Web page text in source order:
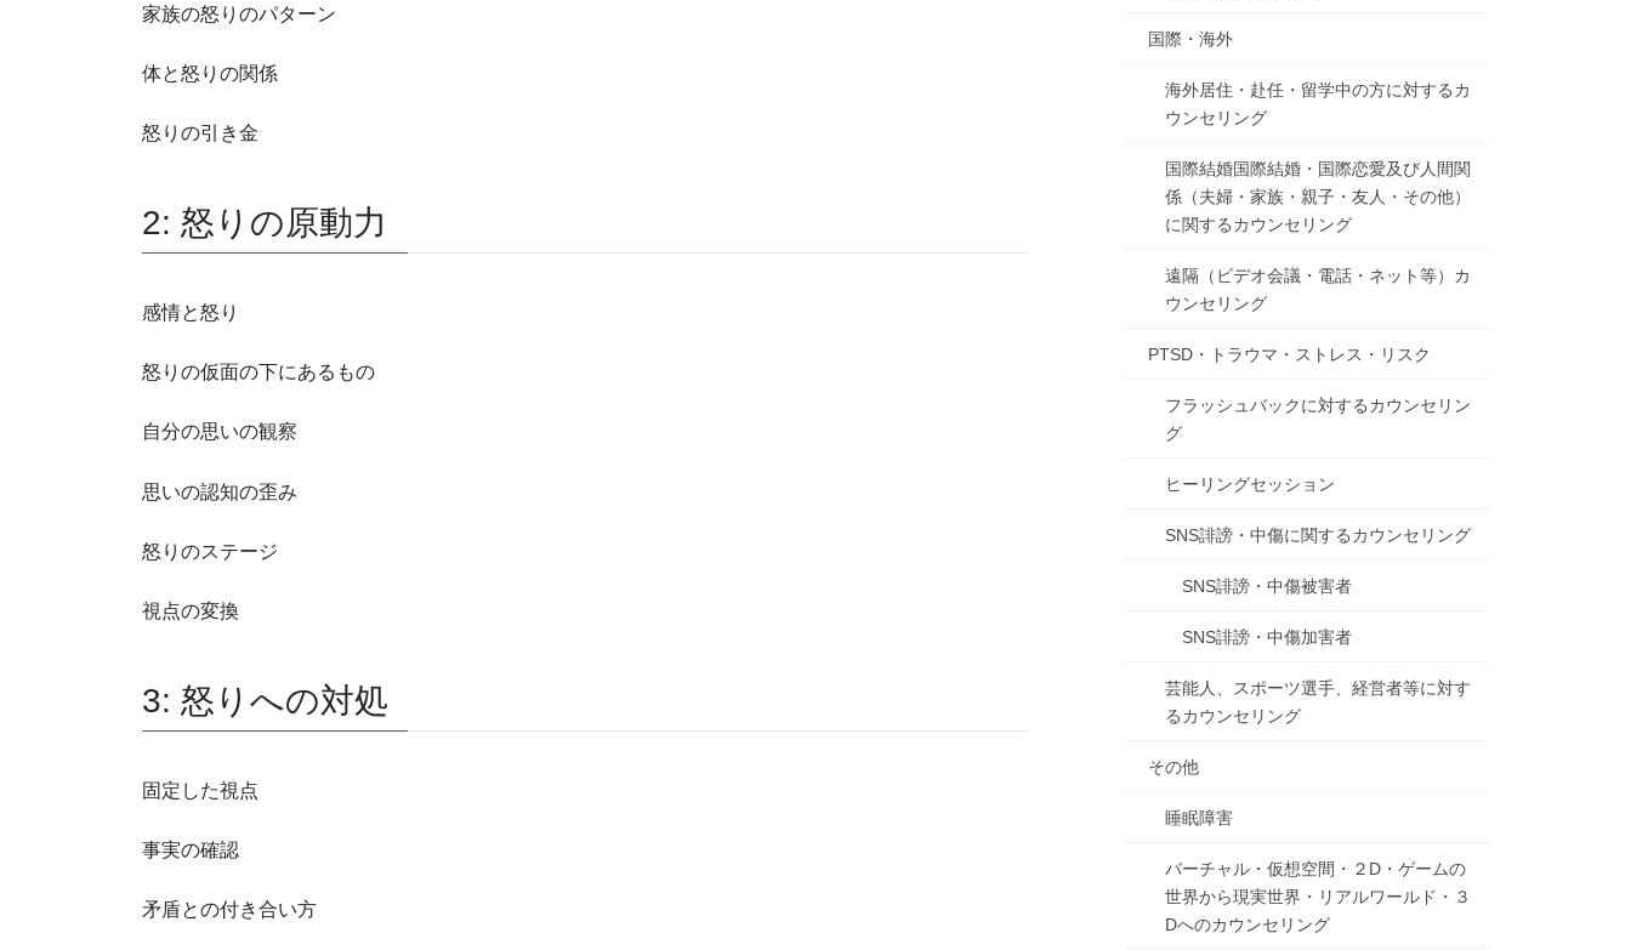
家族の怒りのパターン
体と怒りの関係
怒りの引き金
2: 怒りの原動力
感情と怒り
怒りの仮面の下にあるもの
自分の思いの観察
思いの認知の歪み
怒りのステージ
視点の変換
3: 怒りへの対処
固定した視点
事実の確認
矛盾との付き合い方
国際・海外
海外居住・赴任・留学中の方に対するカ
ウンセリング
国際結婚国際結婚・国際恋愛及び人間関
係（夫婦・家族・親子・友人・その他）
に関するカウンセリング
遠隔（ビデオ会議・電話・ネット等）カ
ウンセリング
PTSD・トラウマ・ストレス・リスク
フラッシュバックに対するカウンセリン
グ
ヒーリングセッション
SNS誹謗・中傷に関するカウンセリング
SNS誹謗・中傷被害者
SNS誹謗・中傷加害者
芸能人、スポーツ選手、経営者等に対す
るカウンセリング
その他
睡眠障害
バーチャル・仮想空間・２D・ゲームの
世界から現実世界・リアルワールド・３
Dへのカウンセリング